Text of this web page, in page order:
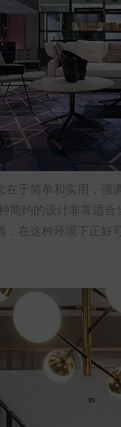
于简单和实用，
简约的设计非常适
在这种环境下正好